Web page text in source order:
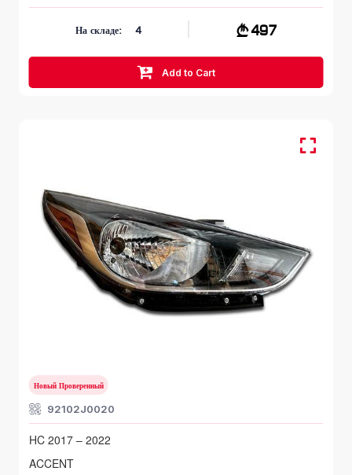
На складе: 4 497
Add to Cart
Новый Проверенный
92102J0020
HC 2017 – 2022
ACCENT